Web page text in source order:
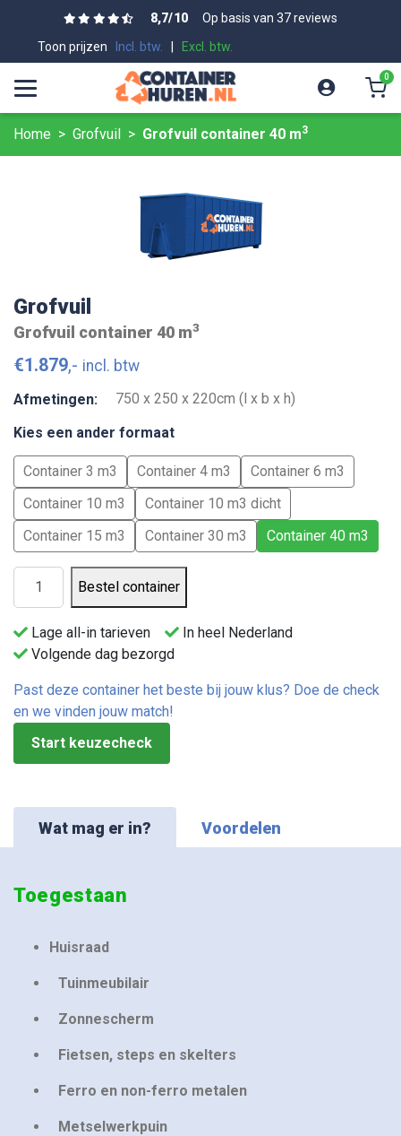
8,7/10
Op basis van 37 reviews
Toon prijzen
Incl. btw. Excl. btw.
0
Home Grofvuil Grofvuil container 40 m3
Grofvuil
Grofvuil container 40 m3
€1.879,- incl. btw
Afmetingen:
750 x 250 x 220cm (l x b x h)
Kies een ander formaat
Container 3 m3 Container 4 m3
Container 6 m3
Container 10 m3
Container 10 m3 dicht
Container 15 m3
Container 30 m3 Container 40 m3
Bestel container
Lage all-in tarieven
In heel Nederland
Volgende dag bezorgd
Past deze container het beste bij jouw klus? Doe de check
en we vinden jouw match!
Start keuzecheck
Wat mag er in? Voordelen
Toegestaan
Huisraad
Tuinmeubilair
Zonnescherm
Fietsen, steps en skelters
Ferro en non-ferro metalen
Metselwerkpuin